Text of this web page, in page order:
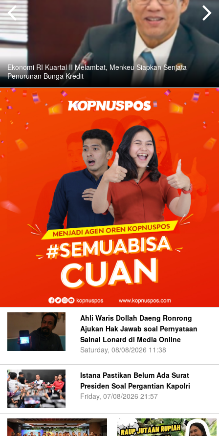
Ekonomi RI Kuartal II Melambat, Menkeu Siapkan Senjata
Penurunan Bunga Kredit
Ahli Waris Dollah Daeng Ronrong
Ajukan Hak Jawab soal Pernyataan
Sainal Lonard di Media Online
Saturday, 08/08/2026 11:38
Istana Pastikan Belum Ada Surat
Presiden Soal Pergantian Kapolri
Friday, 07/08/2026 21:57